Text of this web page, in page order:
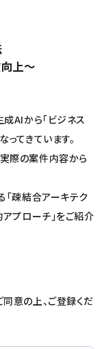
上～
AIから「ビジネス
てきています。
際の案件内容から
疎結合アーキテク
アプローチ」をご紹介
意の上、ご登録くだ